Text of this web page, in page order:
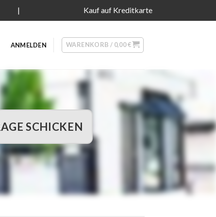
|
Kauf auf Kreditkarte
ANMELDEN WARENKORB / 0,00€
SCHICKEN